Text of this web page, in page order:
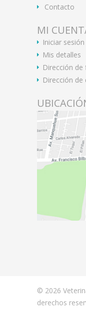
Contacto
MI
Iniciar sesión
Mis detalles
Dirección de
Dirección de
© 2026
derechos